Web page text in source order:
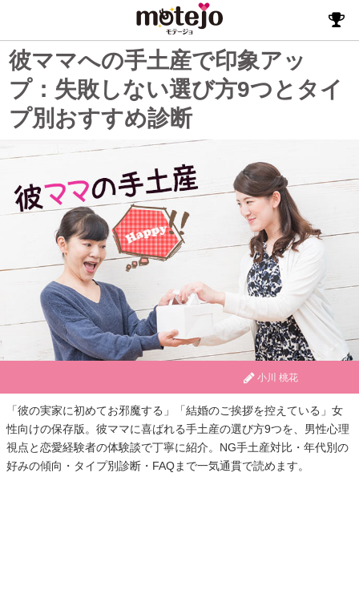
彼ママへの手土産で印象アッ
プ：失敗しない選び方9つとタイ
プ別おすすめ診断
小川 桃花
「彼の実家に初めてお邪魔する」「結婚のご挨拶を控えている」女
性向けの保存版。彼ママに喜ばれる手土産の選び方9つを、男性心理
視点と恋愛経験者の体験談で丁寧に紹介。NG手土産対比・年代別の
好みの傾向・タイプ別診断・FAQまで一気通貫で読めます。